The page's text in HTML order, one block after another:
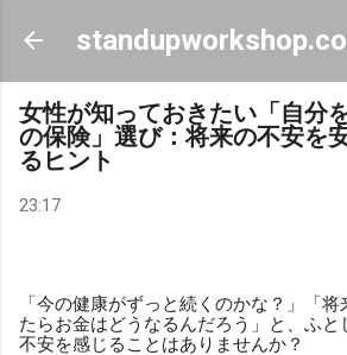
スキップしてメイン コンテン
女性が知っておきたい「自分
の保険」選び：将来の不安を
るヒント
23:17
「今の健康がずっと続くのかな？」「
たらお金はどうなるんだろう」と、ふ
不安を感じることはありませんか？